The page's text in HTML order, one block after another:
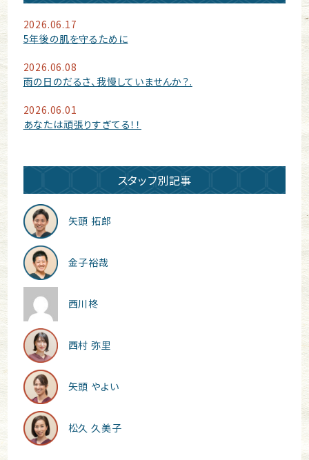
2026.06.17
5年後の肌を守るために
2026.06.08
雨の日のだるさ、我慢していませんか？.
2026.06.01
あなたは頑張りすぎてる！！
スタッフ別記事
矢頭 拓郎
金子裕哉
西川柊
西村 弥里
矢頭 やよい
松久 久美子